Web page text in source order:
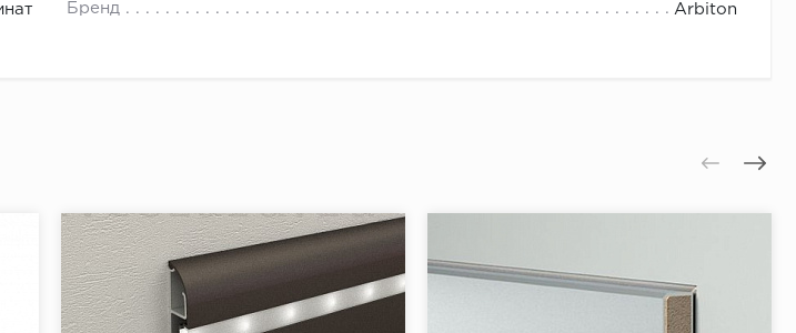
Бренд Arbiton
помещения.
просверлить отверстия, вставить дюбеля.
на нем будущие отверстия.